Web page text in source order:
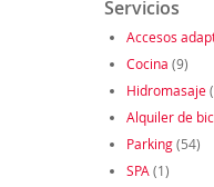
Servicios
Accesos
Cocina (9)
Hidromasaje
Alquiler de
Parking(54)
SPA (1)